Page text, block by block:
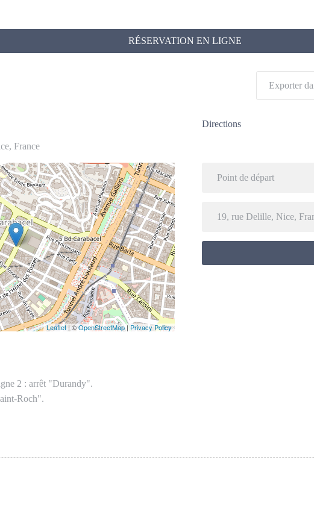
RÉSERVATION EN LIGNE
Exporter
France
Directions
Leaflet| ©OpenStreetMap| Privacy Policy
2 : arrêt "Durandy".
Roch".